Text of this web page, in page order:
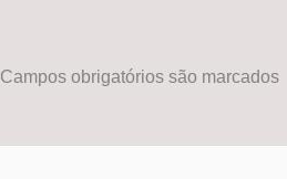
Campos obrigatórios são marcados